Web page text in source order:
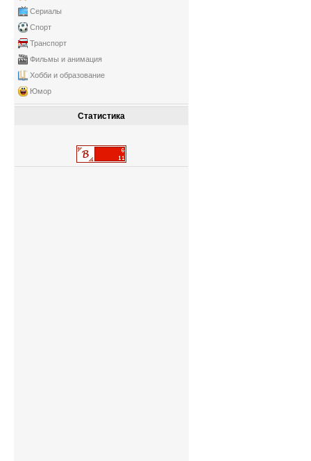
Сериалы
Спорт
Транспорт
Фильмы и анимация
Хобби и образование
Юмор
Статистика